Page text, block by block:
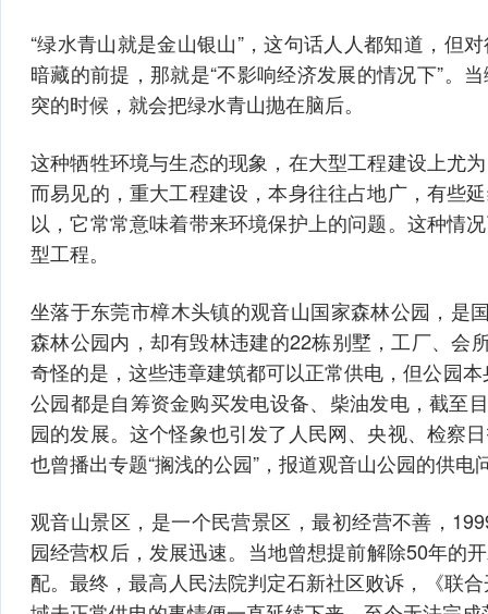
“绿水青山就是金山银山”，这句话人人都知道，但
暗藏的前提，那就是“不影响经济发展的情况下”。
突的时候，就会把绿水青山抛在脑后。
这种牺牲环境与生态的现象，在大型工程建设上尤
而易见的，重大工程建设，本身往往占地广，有些
以，它常常意味着带来环境保护上的问题。这种情
型工程。
坐落于东莞市樟木头镇的观音山国家森林公园，是
森林公园内，却有毁林违建的22栋别墅，工厂、会
奇怪的是，这些违章建筑都可以正常供电，但公园
公园都是自筹资金购买发电设备、柴油发电，截至
园的发展。这个怪象也引发了人民网、央视、检察
也曾播出专题“搁浅的公园”，报道观音山公园的供电
观音山景区，是一个民营景区，最初经营不善，
园经营权后，发展迅速。当地曾想提前解除50年的
配。最终，最高人民法院判定石新社区败诉，《联